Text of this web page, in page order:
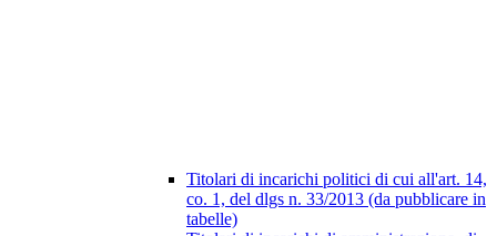
Titolari di incarichi politici di cui all'art. 14,
co. 1, del dlgs n. 33/2013 (da pubblicare in
tabelle)